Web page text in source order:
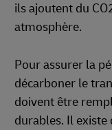
ils ajoutent du
atmosphère.
Pour assurer la
décarboner le
doivent être
durables. Il existe